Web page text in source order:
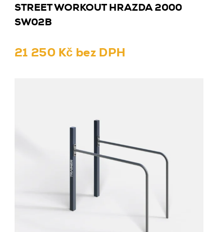
STREET WORKOUT HRAZDA 2000
SW02B
21 250 Kč bez DPH